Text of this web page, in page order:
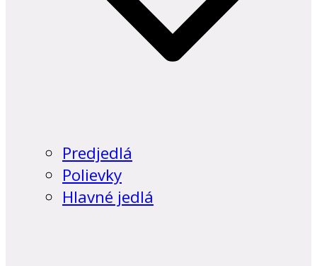
Predjedlá
Polievky
Hlavné jedlá